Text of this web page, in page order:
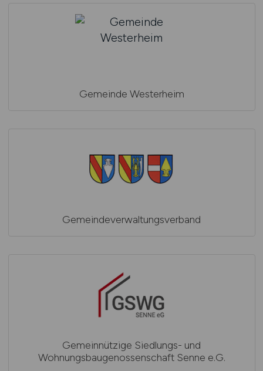
Gemeinde Westerheim
Gemeindeverwaltungsverband
Gemeinnützige Siedlungs- und
Wohnungsbaugenossenschaft Senne e.G.